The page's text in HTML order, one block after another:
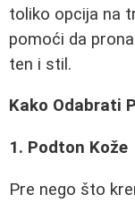
toliko opcija na
pomoći da
ten i stil.
Kako Odabrati
1. Podton Kože
Pre nego što